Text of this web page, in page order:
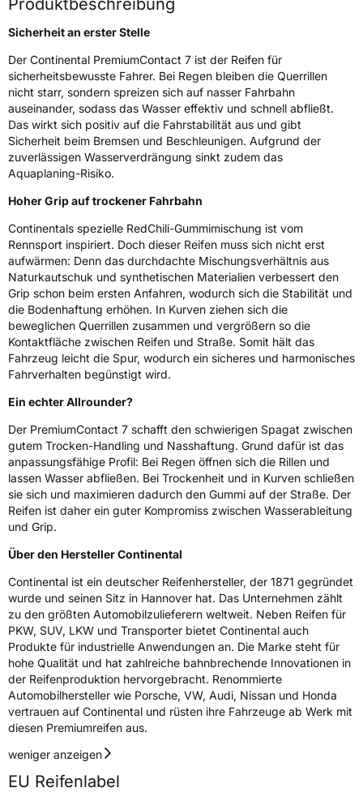
EPREL ID 834110
Allgemeine Produktsicherheit (GPSR)
HerstellerkontaktContinental Reifen Deutschland GmbH
Continental-Plaza 1 30173 Hannover
Deutschland,
customerservice_tires@conti.de
Sicherheit an erster Stelle
Der Continental PremiumContact 7 ist der Reifen für
sicherheitsbewusste Fahrer. Bei Regen bleiben die Querrillen
nicht starr, sondern spreizen sich auf nasser Fahrbahn
auseinander, sodass das Wasser effektiv und schnell abfließt.
Das wirkt sich positiv auf die Fahrstabilität aus und gibt
Sicherheit beim Bremsen und Beschleunigen. Aufgrund der
zuverlässigen Wasserverdrängung sinkt zudem das
Aquaplaning-Risiko.
Hoher Grip auf trockener Fahrbahn
Continentals spezielle RedChili-Gummimischung ist vom
Rennsport inspiriert. Doch dieser Reifen muss sich nicht erst
aufwärmen: Denn das durchdachte Mischungsverhältnis aus
Naturkautschuk und synthetischen Materialien verbessert den
Grip schon beim ersten Anfahren, wodurch sich die Stabilität und
die Bodenhaftung erhöhen. In Kurven ziehen sich die
beweglichen Querrillen zusammen und vergrößern so die
Kontaktfläche zwischen Reifen und Straße. Somit hält das
Fahrzeug leicht die Spur, wodurch ein sicheres und harmonisches
Fahrverhalten begünstigt wird.
Ein echter Allrounder?
Der PremiumContact 7 schafft den schwierigen Spagat zwischen
gutem Trocken-Handling und Nasshaftung. Grund dafür ist das
anpassungsfähige Profil: Bei Regen öffnen sich die Rillen und
lassen Wasser abfließen. Bei Trockenheit und in Kurven schließen
sie sich und maximieren dadurch den Gummi auf der Straße. Der
Reifen ist daher ein guter Kompromiss zwischen Wasserableitung
und Grip.
Über den Hersteller Continental
Continental ist ein deutscher Reifenhersteller, der 1871 gegründet
wurde und seinen Sitz in Hannover hat. Das Unternehmen zählt
zu den größten Automobilzulieferern weltweit. Neben Reifen für
PKW, SUV, LKW und Transporter bietet Continental auch
Produkte für industrielle Anwendungen an. Die Marke steht für
hohe Qualität und hat zahlreiche bahnbrechende Innovationen in
der Reifenproduktion hervorgebracht. Renommierte
Automobilhersteller wie Porsche, VW, Audi, Nissan und Honda
vertrauen auf Continental und rüsten ihre Fahrzeuge ab Werk mit
diesen Premiumreifen aus.
weniger anzeigen
EU Reifenlabel